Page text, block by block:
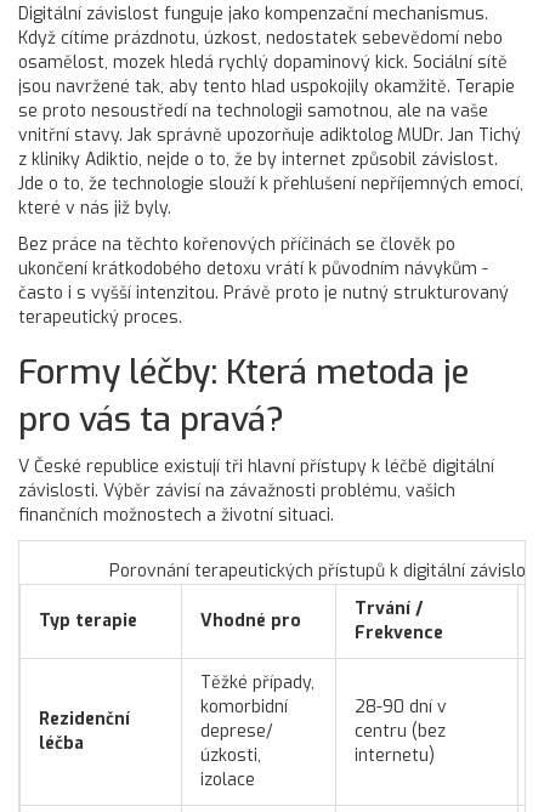
Digitální závislost funguje jako kompenzační mechanismus.
Když cítíme prázdnotu, úzkost, nedostatek sebevědomí nebo
osamělost, mozek hledá rychlý dopaminový kick. Sociální sítě
jsou navržené tak, aby tento hlad uspokojily okamžitě. Terapie
se proto nesoustředí na technologii samotnou, ale na vaše
vnitřní stavy. Jak správně upozorňuje adiktolog MUDr. Jan Tichý
z kliniky Adiktio, nejde o to, že by internet způsobil závislost.
Jde o to, že technologie slouží k přehlušení nepříjemných emocí,
které v nás již byly.
Bez práce na těchto kořenových příčinách se člověk po
ukončení krátkodobého detoxu vrátí k původním návykům -
často i s vyšší intenzitou. Právě proto je nutný strukturovaný
terapeutický proces.
Formy léčby: Která metoda je
pro vás ta pravá?
V České republice existují tři hlavní přístupy k léčbě digitální
závislosti. Výběr závisí na závažnosti problému, vašich
finančních možnostech a životní situaci.
Porovnání terapeutických přístupů k digitální
Typ terapie Vhodné pro
Trvání /
Frekvence
Rezidenční
léčba
Těžké případy,
komorbidní
deprese/
úzkosti,
izolace
28-90 dní v
centru (bez
internetu)